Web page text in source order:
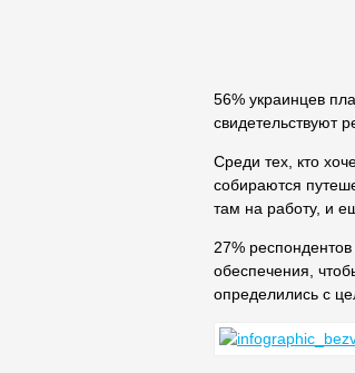
56% украинцев
свидетельствуют
Среди тех, кто
собираются
там на работу, и
27%
обеспечения,
определились с